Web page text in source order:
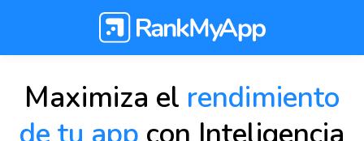
Maximiza el rendimiento